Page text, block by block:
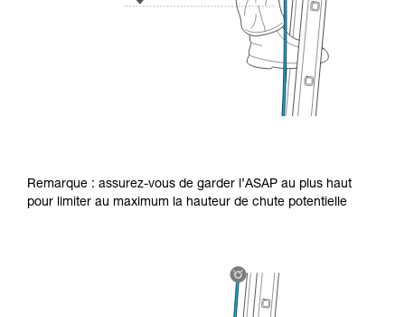
Remarque : assurez-vous de garder l’ASAP au plus haut
pour limiter au maximum la hauteur de chute potentielle